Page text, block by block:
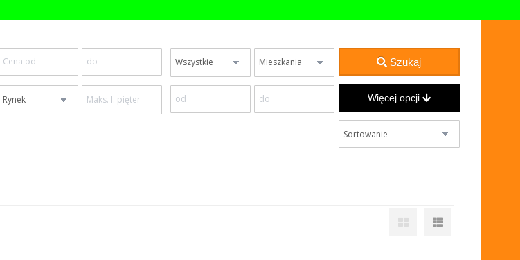
Szukaj
Więcej opcji